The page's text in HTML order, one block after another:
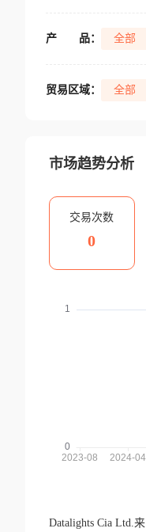
产 品： 全部
贸易区域： 全部
市场趋势分析
交易次数
0
Datalights Cia Ltd.